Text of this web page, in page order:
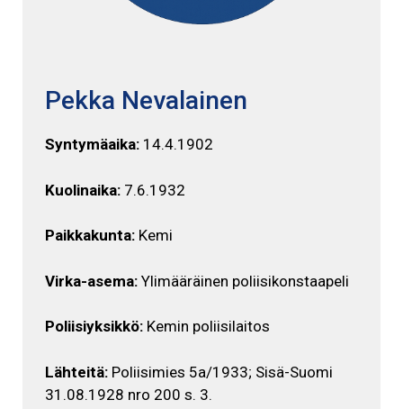
Pekka Nevalainen
Syntymäaika: 14.4.1902
Kuolinaika: 7.6.1932
Paikkakunta: Kemi
Virka-asema: Ylimääräinen poliisikonstaapeli
Poliisiyksikkö: Kemin poliisilaitos
Lähteitä: Poliisimies 5a/1933; Sisä-Suomi
31.08.1928 nro 200 s. 3.